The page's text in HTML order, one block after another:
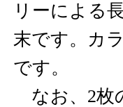
リーによる
末です。カ
です。
なお、2枚